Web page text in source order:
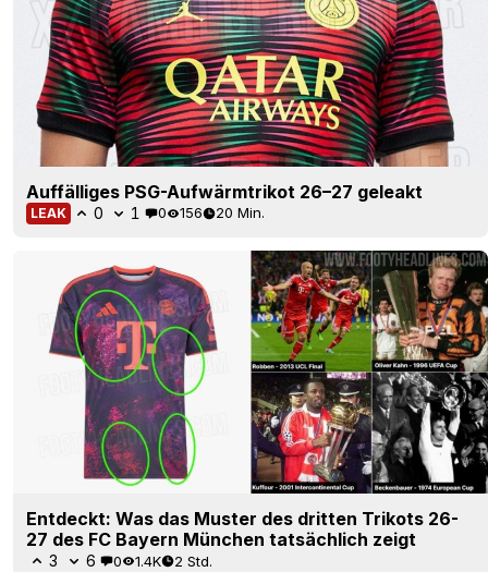
Auffälliges PSG-Aufwärmtrikot 26–27 geleakt
LEAK 0 1 0 156 20 Min.
Entdeckt: Was das Muster des dritten Trikots 26-
27 des FC Bayern München tatsächlich zeigt
3 6 0 1.4K 2 Std.